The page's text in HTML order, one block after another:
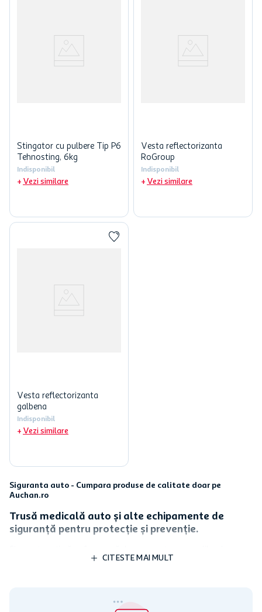
Stingator cu pulbere Tip P6
Tehnosting, 6kg
Indisponibil
Vezi similare
Vesta reflectorizanta
RoGroup
Indisponibil
Vezi similare
Vesta reflectorizanta
galbena
Indisponibil
Vezi similare
Siguranta auto - Cumpara produse de calitate doar pe
Auchan.ro
Trusă medicală auto și alte echipamente de
siguranță pentru protecție și prevenție.
circulație, ci și dotarea corespunzătoare a mașinii cu echipamente
necesare pentru siguranța auto, ca să fii tot timpul pregătit pentru
CITESTE MAI MULT